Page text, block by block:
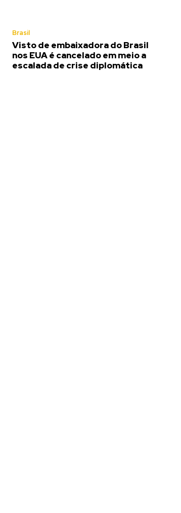
Brasil
Visto de embaixadora do Brasil
nos EUA é cancelado em meio a
escalada de crise diplomática